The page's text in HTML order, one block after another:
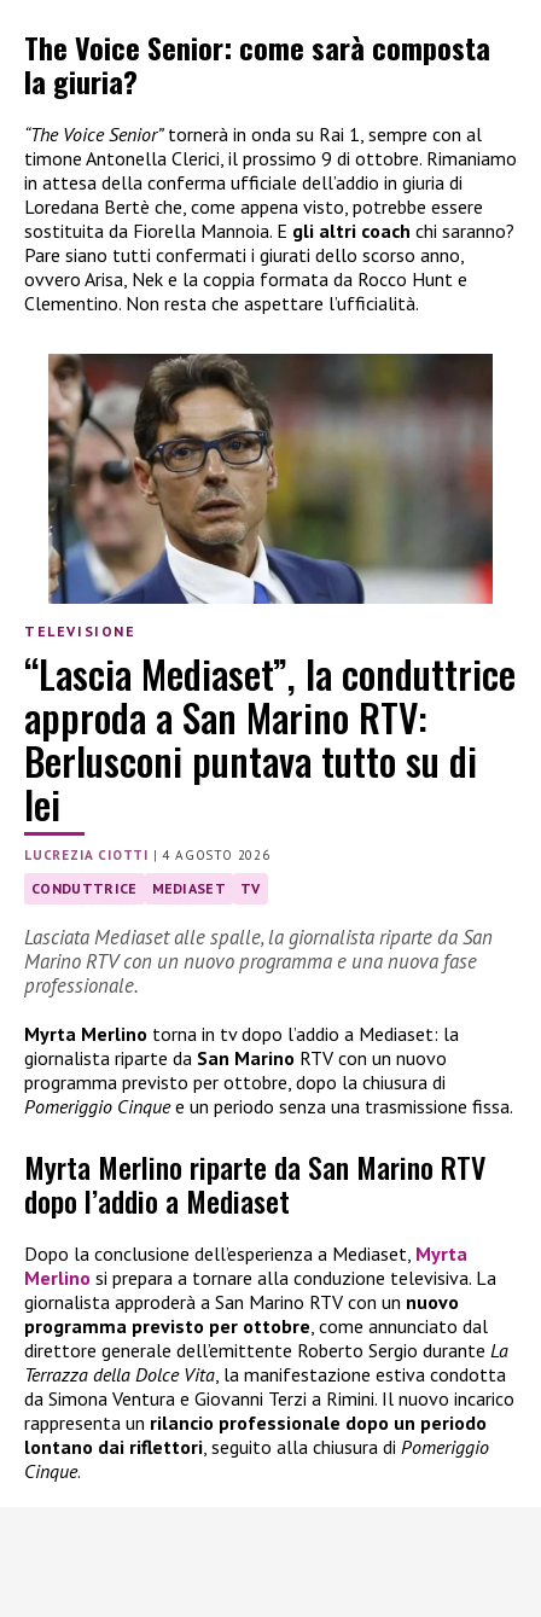
The Voice Senior: come sarà composta
la giuria?
“The Voice Senior”tornerà in onda su Rai 1, sempre con al
timone Antonella Clerici, il prossimo 9 di ottobre. Rimaniamo
in attesa della conferma ufficiale dell’addio in giuria di
Loredana Bertè che, come appena visto, potrebbe essere
sostituita da Fiorella Mannoia. E gli altri coach chi saranno?
Pare siano tutti confermati i giurati dello scorso anno,
ovvero Arisa, Nek e la coppia formata da Rocco Hunt e
Clementino. Non resta che aspettare l’ufficialità.
TELEVISIONE
“Lascia Mediaset”, la conduttrice
approda a San Marino RTV:
Berlusconi puntava tutto su di
lei
LUCREZIA CIOTTI |4 AGOSTO 2026
CONDUTTRICE MEDIASET TV
Lasciata Mediaset alle spalle, la giornalista riparte da San
Marino RTV con un nuovo programma e una nuova fase
professionale.
Myrta Merlino torna in tv dopo l’addio a Mediaset: la
giornalista riparte da San Marino RTV con un nuovo
programma previsto per ottobre, dopo la chiusura di
Pomeriggio Cinquee un periodo senza una trasmissione fissa.
Myrta Merlino riparte da San Marino RTV
dopo l’addio a Mediaset
Dopo la conclusione dell’esperienza a Mediaset, Myrta
Merlino si prepara a tornare alla conduzione televisiva. La
giornalista approderà a San Marino RTV con un nuovo
programma previsto per ottobre, come annunciato dal
direttore generale dell’emittente Roberto Sergio durante La
Terrazza della Dolce Vita, la manifestazione estiva condotta
da Simona Ventura e Giovanni Terzi a Rimini. Il nuovo incarico
rappresenta un rilancio professionale dopo un periodo
lontano dai riflettori, seguito alla chiusura di Pomeriggio
Cinque.